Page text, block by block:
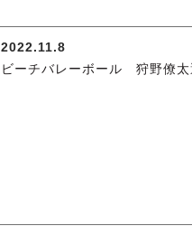
2022.11.8
ビーチバレーボール 狩野僚太